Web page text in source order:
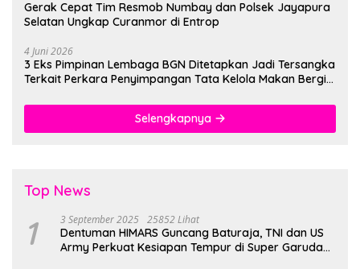
Gerak Cepat Tim Resmob Numbay dan Polsek Jayapura
Selatan Ungkap Curanmor di Entrop
4 Juni 2026
3 Eks Pimpinan Lembaga BGN Ditetapkan Jadi Tersangka
Terkait Perkara Penyimpangan Tata Kelola Makan Bergizi
Selengkapnya
Top News
1 3 September 2025 25852 Lihat
Dentuman HIMARS Guncang Baturaja, TNI dan US
Army Perkuat Kesiapan Tempur di Super Garuda